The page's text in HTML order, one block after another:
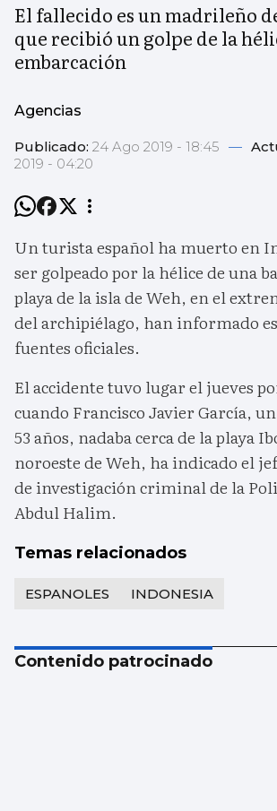
El fallecido es un madrileño
que recibió un golpe de la
embarcación
Agencias
Publicado: 24 Ago 2019 - 18:45 —
2019 - 04:20
Un turista español ha muerto en
ser golpeado por la hélice de una
playa de la isla de Weh, en el
del archipiélago, han informado
fuentes oficiales.
El accidente tuvo lugar el jueves
cuando Francisco Javier García,
53 años, nadaba cerca de la playa
noroeste de Weh, ha indicado el
de investigación criminal de la
Abdul Halim.
Temas relacionados
ESPANOLES INDONESIA
Contenido patrocinado